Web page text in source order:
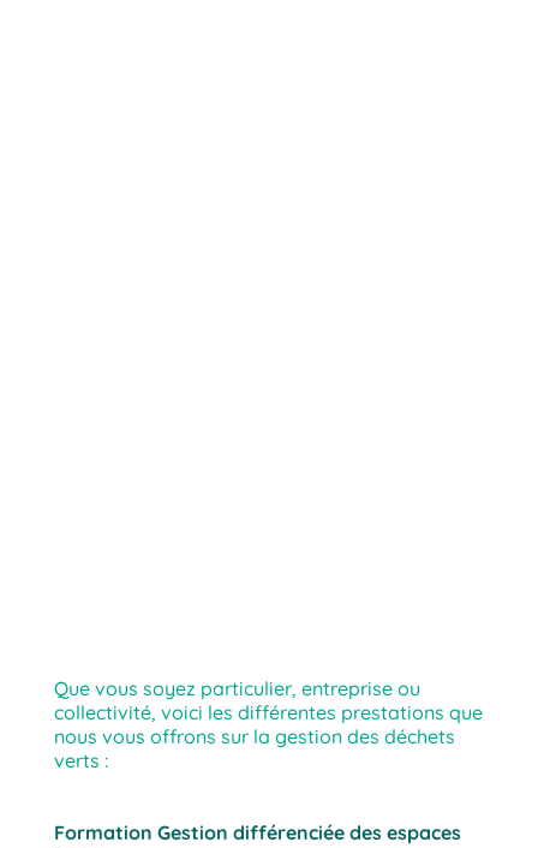
Que vous soyez particulier, entreprise ou
collectivité, voici les différentes prestations que
nous vous offrons sur la gestion des déchets
verts :
Formation Gestion différenciée des espaces